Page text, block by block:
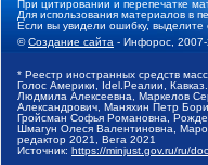
При цитировании и перепечатке
Для использования материалов в
Если вы увидели ошибку,
©Создание сайта - Инфорос, 2007-
* Реестр иностранных средств
Голос Америки, Idel.Реалии,
Людмила Алексеевна, Маркелов
Александрович, Маняхин Петр
Гройсман Софья Романовна,
Шмагун Олеся Валентиновна,
редактор 2021, Вега 2021
Источник: https://minjust.gov.ru/ru/